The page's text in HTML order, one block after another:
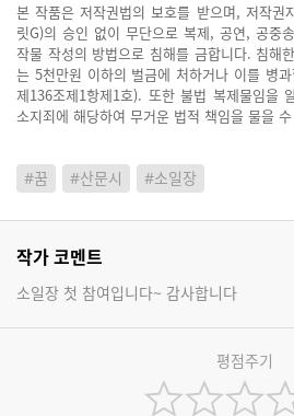
본 작품은 저작권법의 보호를 받으며, 저작권
릿G)의 승인 없이 무단으로 복제, 공연, 공중
작물 작성의 방법으로 침해를 금합니다. 침해
는 5천만원 이하의 벌금에 처하거나 이를 병
제136조제1항제1호). 또한 불법 복제물임을
소지죄에 해당하여 무거운 법적 책임을 물을
#꿈 #산문시 #소일장
작가 코멘트
소일장 첫 참여입니다~ 감사합니다
평점주기